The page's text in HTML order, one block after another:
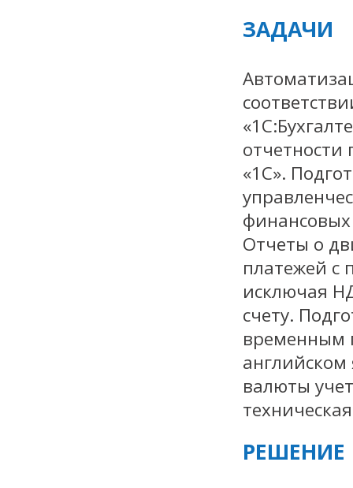
ЗАДАЧИ
«1С».
Отчеты о
платежей с
исключая
счету.
временным
валюты
РЕШЕНИЕ